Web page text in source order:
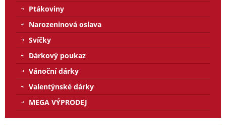
Ptákoviny
Narozeninová oslava
Svíčky
Dárkový poukaz
Vánoční dárky
Valentýnské dárky
MEGA VÝPRODEJ